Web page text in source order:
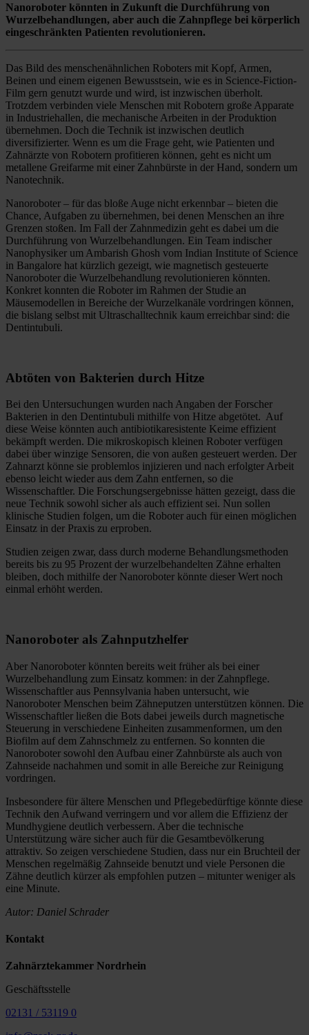
Nanoroboter könnten in Zukunft die Durchführung von
Wurzelbehandlungen, aber auch die Zahnpflege bei körperlich
eingeschränkten Patienten revolutionieren.
Das Bild des menschenähnlichen Roboters mit Kopf, Armen,
Beinen und einem eigenen Bewusstsein, wie es in Science-Fiction-
Film gern genutzt wurde und wird, ist inzwischen überholt.
Trotzdem verbinden viele Menschen mit Robotern große Apparate
in Industriehallen, die mechanische Arbeiten in der Produktion
übernehmen. Doch die Technik ist inzwischen deutlich
diversifizierter. Wenn es um die Frage geht, wie Patienten und
Zahnärzte von Robotern profitieren können, geht es nicht um
metallene Greifarme mit einer Zahnbürste in der Hand, sondern um
Nanotechnik.
Nanoroboter – für das bloße Auge nicht erkennbar – bieten die
Chance, Aufgaben zu übernehmen, bei denen Menschen an ihre
Grenzen stoßen. Im Fall der Zahnmedizin geht es dabei um die
Durchführung von Wurzelbehandlungen. Ein Team indischer
Nanophysiker um Ambarish Ghosh vom Indian Institute of Science
in Bangalore hat kürzlich gezeigt, wie magnetisch gesteuerte
Nanoroboter die Wurzelbehandlung revolutionieren könnten.
Konkret konnten die Roboter im Rahmen der Studie an
Mäusemodellen in Bereiche der Wurzelkanäle vordringen können,
die bislang selbst mit Ultraschalltechnik kaum erreichbar sind: die
Dentintubuli.
Abtöten von Bakterien durch Hitze
Bei den Untersuchungen wurden nach Angaben der Forscher
Bakterien in den Dentintubuli mithilfe von Hitze abgetötet. Auf
diese Weise könnten auch antibiotikaresistente Keime effizient
bekämpft werden. Die mikroskopisch kleinen Roboter verfügen
dabei über winzige Sensoren, die von außen gesteuert werden. Der
Zahnarzt könne sie problemlos injizieren und nach erfolgter Arbeit
ebenso leicht wieder aus dem Zahn entfernen, so die
Wissenschaftler. Die Forschungsergebnisse hätten gezeigt, dass die
neue Technik sowohl sicher als auch effizient sei. Nun sollen
klinische Studien folgen, um die Roboter auch für einen möglichen
Einsatz in der Praxis zu erproben.
Studien zeigen zwar, dass durch moderne Behandlungsmethoden
bereits bis zu 95 Prozent der wurzelbehandelten Zähne erhalten
bleiben, doch mithilfe der Nanoroboter könnte dieser Wert noch
einmal erhöht werden.
Nanoroboter als Zahnputzhelfer
Aber Nanoroboter könnten bereits weit früher als bei einer
Wurzelbehandlung zum Einsatz kommen: in der Zahnpflege.
Wissenschaftler aus Pennsylvania haben untersucht, wie
Nanoroboter Menschen beim Zähneputzen unterstützen können. Die
Wissenschaftler ließen die Bots dabei jeweils durch magnetische
Steuerung in verschiedene Einheiten zusammenformen, um den
Biofilm auf dem Zahnschmelz zu entfernen. So konnten die
Nanoroboter sowohl den Aufbau einer Zahnbürste als auch von
Zahnseide nachahmen und somit in alle Bereiche zur Reinigung
vordringen.
Insbesondere für ältere Menschen und Pflegebedürftige könnte diese
Technik den Aufwand verringern und vor allem die Effizienz der
Mundhygiene deutlich verbessern. Aber die technische
Unterstützung wäre sicher auch für die Gesamtbevölkerung
attraktiv. So zeigen verschiedene Studien, dass nur ein Bruchteil der
Menschen regelmäßig Zahnseide benutzt und viele Personen die
Zähne deutlich kürzer als empfohlen putzen – mitunter weniger als
eine Minute.
Autor: Daniel Schrader
Kontakt
Zahnärztekammer Nordrhein
Geschäftsstelle
02131 / 53119 0